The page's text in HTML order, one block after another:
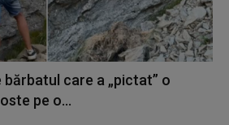
care a „pictat” o
pe o...